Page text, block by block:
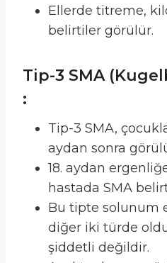
Ellerde titreme,
belirtiler görülür.
Tip-3 SMA
:
Tip-3 SMA,
aydan sonra
18. aydan
hastada SMA
Bu tipte solunum
diğer iki türde
şiddetli değildir.